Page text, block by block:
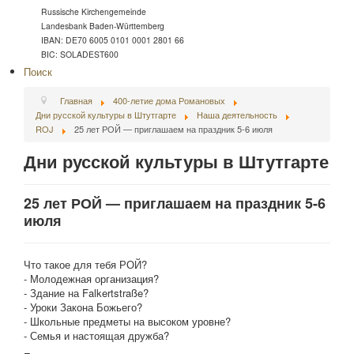
Russische Kirchengemeinde
Landesbank Baden-Württemberg
IBAN: DE70 6005 0101 0001 2801 66
BIC: SOLADEST600
Поиск
Главная
400-летие дома Романовых
Дни русской культуры в Штутгарте
Наша деятельность
ROJ
25 лет РОЙ — приглашаем на праздник 5-6 июля
Дни русской культуры в Штутгарте
25 лет РОЙ — приглашаем на праздник 5-6
июля
Что такое для тебя РОЙ?
- Молодежная организация?
- Здание на Falkertstraße?
- Уроки Закона Божьего?
- Школьные предметы на высоком уровне?
- Семья и настоящая дружба?